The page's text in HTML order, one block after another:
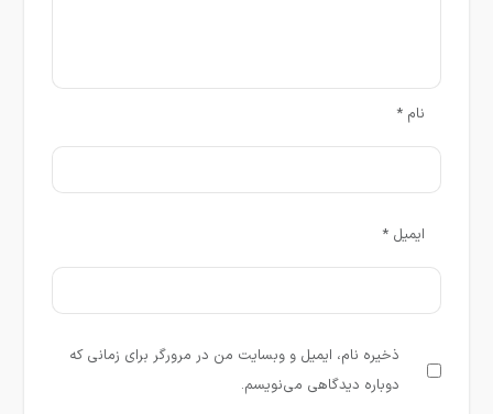
نام*
ایمیل*
ذخیره نام، ایمیل و وبسایت من در مرورگر برای زمانی که
دوباره دیدگاهی می‌نویسم.